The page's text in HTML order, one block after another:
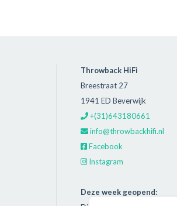
Throwback HiFi
Breestraat 27
1941 ED Beverwijk
+(31)643180661
info@throwbackhifi.nl
Facebook
Instagram
Deze week geopend: